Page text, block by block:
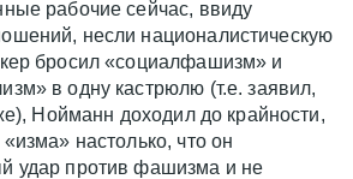
рабочие сейчас, ввиду
несли националистическую
бросил «социалфашизм» и
в одну кастрюлю (т.е. заявил,
Нойманн доходил до крайности,
настолько, что он
удар против фашизма и не